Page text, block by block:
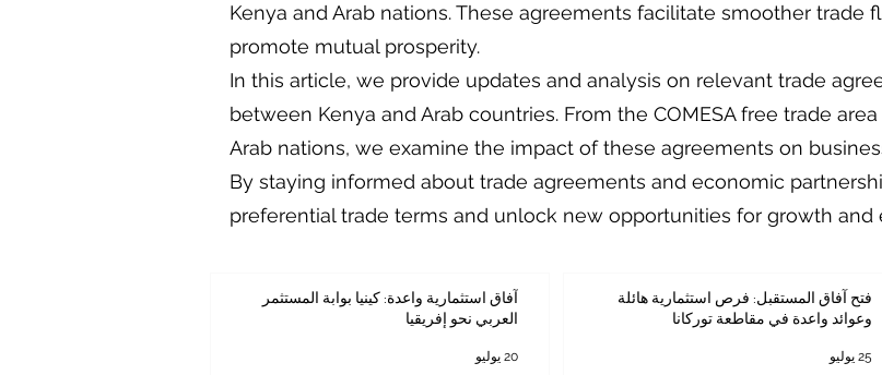
Kenya and Arab nations. These agreements facilitate smoother trade
promote mutual prosperity.
In this article, we provide updates and analysis on relevant trade
between Kenya and Arab countries. From the COMESA free trade
Arab nations, we examine the impact of these agreements on
By staying informed about trade agreements and economic
preferential trade terms and unlock new opportunities for growth and
فتح آفاق المستقبل: فرص استثمارية هائلة
وعوائد واعدة في مقاطعة توركانا
25 يوليو
آفاق استثمارية واعدة: كينيا بوابة المستثمر
العربي نحو إفريقيا
20 يوليو